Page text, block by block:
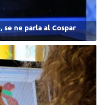
ne parla al Cospar